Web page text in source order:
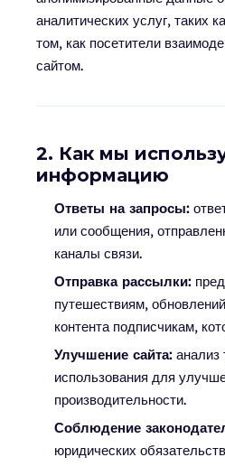
аналитических услуг, таких
том, как посетители
сайтом.
2. Как мы
информацию
Ответы на запросы:
или сообщения,
каналы связи.
Отправка рассылки:
путешествиям,
контента подписчикам,
Улучшение сайта: анализ
использования для
производительности.
Соблюдение
юридических